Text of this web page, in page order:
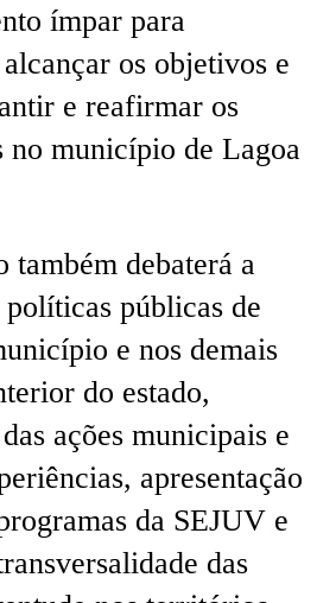
ímpar para
os objetivos e
e reafirmar os
no município de Lagoa
também debaterá a
políticas públicas de
e nos demais
do estado,
ações municipais e
apresentação
da SEJUV e
das